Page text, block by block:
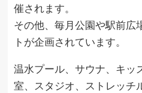
催されます。
その他、毎月公園や駅前広
トが企画されています。
温水プール、サウナ、キッ
室、スタジオ、ストレッチ